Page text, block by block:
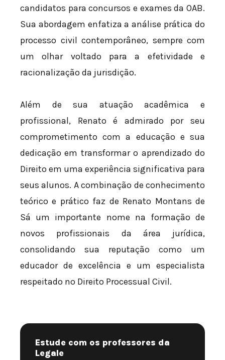
candidatos para concursos e exames da OAB.
Sua abordagem enfatiza a análise prática do
processo civil contemporâneo, sempre com
um olhar voltado para a efetividade e
racionalização da jurisdição.
Além de sua atuação acadêmica e
profissional, Renato é admirado por seu
comprometimento com a educação e sua
dedicação em transformar o aprendizado do
Direito em uma experiência significativa para
seus alunos. A combinação de conhecimento
teórico e prático faz de Renato Montans de
Sá um importante nome na formação de
novos profissionais da área jurídica,
consolidando sua reputação como um
educador de excelência e um especialista
respeitado no Direito Processual Civil.
Estude com os professores da
Legale